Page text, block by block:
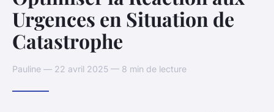
Urgences en Situation de
Catastrophe
Pauline — 22 avril 2025 — 8 min de lecture